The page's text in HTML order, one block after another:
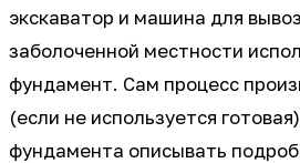
экскаватор и машина для
заболоченной местности
фундамент. Сам процесс
(если не используется
фундамента описывать